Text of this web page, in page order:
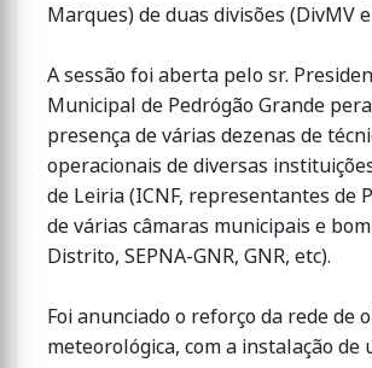
Marques) de duas divisões (DivMV e
A sessão foi aberta pelo sr.
Municipal de Pedrógão Grande
presença de várias dezenas de
operacionais de diversas
de Leiria (ICNF, representantes de
de várias câmaras municipais e
Distrito, SEPNA-GNR, GNR, etc).
Foi anunciado o reforço da rede de
meteorológica, com a instalação de